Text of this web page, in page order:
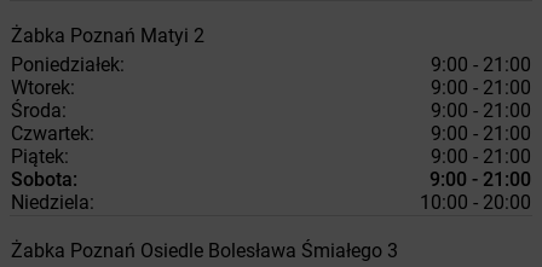
Żabka Poznań Matyi 2
Poniedziałek:
9:00 - 21:00
Wtorek:
9:00 - 21:00
Środa:
9:00 - 21:00
Czwartek:
9:00 - 21:00
Piątek:
9:00 - 21:00
Sobota:
9:00 - 21:00
Niedziela:
10:00 - 20:00
Żabka Poznań Osiedle Bolesława Śmiałego 3